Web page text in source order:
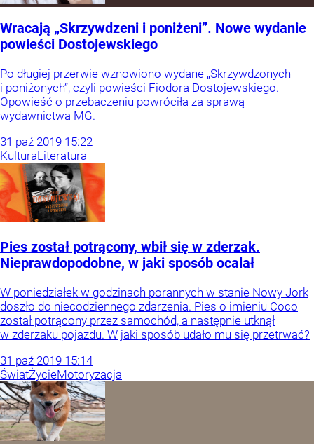
Wracają „Skrzywdzeni i poniżeni”. Nowe wydanie
powieści Dostojewskiego
Po długiej przerwie wznowiono wydane „Skrzywdzonych
i poniżonych”, czyli powieści Fiodora Dostojewskiego.
Opowieść o przebaczeniu powróciła za sprawą
wydawnictwa MG.
31 paź 2019 15:22
KulturaLiteratura
Pies został potrącony, wbił się w zderzak.
Nieprawdopodobne, w jaki sposób ocalał
W poniedziałek w godzinach porannych w stanie Nowy Jork
doszło do niecodziennego zdarzenia. Pies o imieniu Coco
został potrącony przez samochód, a następnie utknął
w zderzaku pojazdu. W jaki sposób udało mu się przetrwać?
31 paź 2019 15:14
ŚwiatŻycieMotoryzacja